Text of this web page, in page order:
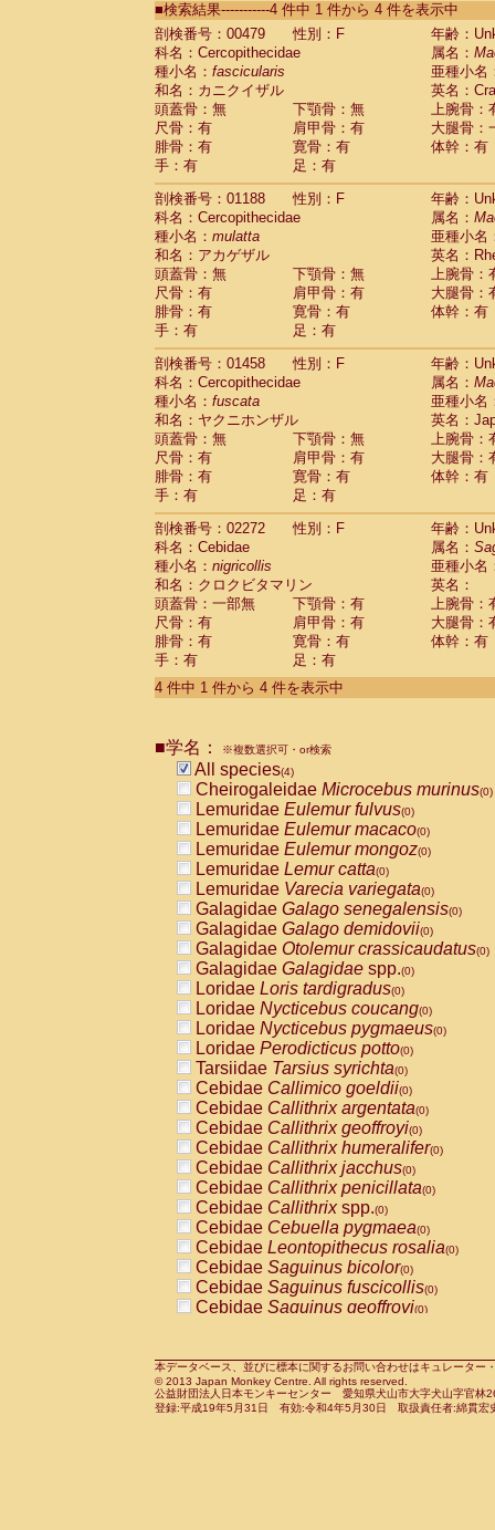
CebidaeSaguinus labiatus(0)
Cebidae Saguinus leucopus (0)
CebidaeSaguinus midas
CebidaeSaguinus mystax
CebidaeSaguinus nigricollis (1)
Cebidae Saguinus oedipus
Cebidae Saguinus weddelli
Cebidae Saguinusspp.
Cebidae Aotus trivirgatus
Cebidae Cebus albifrons
CebidaeCebus apella
Cebidae
CebidaeCebus nigrivittatus
Cebidae Cebusspp.(0)
Cebidae Saimiri boliviensis
Cebidae Saimiri sciureus
Atelidae Alouatta caraya
AtelidaeAlouatta fusca
AtelidaeAlouatta seniculus
AtelidaeAlouatta
Atelidae Ateles belzebuth
Atelidae Ateles geoffroyi
Atelidae Ateles paniscus
Atelidae Atelesspp.
Atelidae Lagothrix lagothricha
AtelidaeLagothrix lagothricha cana(0)
Pitheciidae
Cacajao calvus
Pitheciidae
Callicebus cupreus(0)
Pitheciidae Callicebus donacophilus(0)
PitheciidaeCallicebus moloch(0)
Pitheciidae Callicebus torquatus(0)
Pitheciidae Callicebus
Pitheciidae Chiropotes satanas
Pitheciidae Pithecia monachus
PitheciidaePithecia pithecia
CercopithecidaeCercocebus
Cercopithecidae
CercopithecidaeCercocebus
CercopithecidaeCercocebus
CercopithecidaeCercocebusspp.
CercopithecidaeLophocebus
CercopithecidaePapio anubis
CercopithecidaePapio cynocephalus
CercopithecidaePapio hamadryas
CercopithecidaePapio papio(0)
CercopithecidaePapiospp.(0)
CercopithecidaeMandrillus
CercopithecidaeMandrillus sphinx
CercopithecidaeTheropithecus
CercopithecidaeMacaca arctoides
CercopithecidaeMacaca assamensis
Cercopithecidae Macaca
CercopithecidaeMacaca cyclopis
CercopithecidaeMacaca fascicularis
CercopithecidaeMacaca fuscaca
CercopithecidaeMacaca fuscata
CercopithecidaeMacaca fuscata
CercopithecidaeMacaca maura
CercopithecidaeMacaca mulatta
CercopithecidaeMacaca nemestrina
CercopithecidaeMacaca nigra(0)
CercopithecidaeMacaca radiata
CercopithecidaeMacaca silenus
CercopithecidaeMacaca sinica
CercopithecidaeMacaca tonkeana(0)
CercopithecidaeMacacahybrid(0)
CercopithecidaeMacaca spp.(0)
■検索結果-----------4 件中 1 件から 4 件を表示中
剖検番号：00479
性別：F
年齢：
科名：Cercopithecidae
属名：
種小名： fascicularis
亜種小名
和名：カニクイザル
英名：
頭蓋骨：無
下顎骨：無
上腕骨：
尺骨：有
肩甲骨：有
大腿骨：
腓骨：有
寛骨：有
体幹：有
手：有
足：有
剖検番号：01188
性別：F
年齢：
科名：Cercopithecidae
属名：
種小名： mulatta
亜種小名
和名：アカゲザル
英名：
頭蓋骨：無
下顎骨：無
上腕骨：
尺骨：有
肩甲骨：有
大腿骨：
腓骨：有
寛骨：有
体幹：有
手：有
足：有
剖検番号：01458
性別：F
年齢：
科名：Cercopithecidae
属名：
種小名： fuscata
亜種小名
和名：ヤクニホンザル
英名：
頭蓋骨：無
下顎骨：無
上腕骨：
尺骨：有
肩甲骨：有
大腿骨：
腓骨：有
寛骨：有
体幹：有
手：有
足：有
剖検番号：02272
性別：F
年齢：
科名：Cebidae
属名：
種小名： nigricollis
亜種小名
和名：クロクビタマリン
英名：
頭蓋骨：一部無
下顎骨：有
上腕骨：
尺骨：有
肩甲骨：有
大腿骨：
腓骨：有
寛骨：有
体幹：有
手：有
足：有
4 件中 1 件から 4 件を表示中
■学名： ※複数選択可・or検索
All species(4)
Cheirogaleidae Microcebus murinus(0)
Lemuridae Eulemur fulvus(0)
Lemuridae Eulemur macaco(0)
Lemuridae Eulemur mongoz(0)
Lemuridae Lemur catta(0)
Lemuridae Varecia variegata(0)
Galagidae Galago senegalensis(0)
Galagidae Galago demidovii(0)
Galagidae Otolemur crassicaudatus(0)
Galagidae Galagidae spp.(0)
Loridae Loris tardigradus(0)
Loridae Nycticebus coucang(0)
Loridae Nycticebus pygmaeus(0)
Loridae Perodicticus potto(0)
Tarsiidae Tarsius syrichta(0)
Cebidae Callimico goeldii(0)
Cebidae Callithrix argentata(0)
Cebidae Callithrix geoffroyi(0)
Cebidae Callithrix humeralifer(0)
Cebidae Callithrix jacchus(0)
Cebidae Callithrix penicillata(0)
Cebidae Callithrixspp.(0)
Cebidae Cebuella pygmaea(0)
Cebidae Leontopithecus rosalia(0)
Cebidae Saguinus bicolor(0)
Cebidae Saguinus fuscicollis(0)
Cebidae Saguinus geoffroyi(0)
CebidaeSaguinus leucopus(0)
CebidaeSaguinus midas(0)
Cebidae Saguinus mystax(0)
本データベース、並びに標本に関するお問い合わせはキュレータ
© 2013 Japan Monkey Centre. All rights reserved.
公益財団法人日本モンキーセンター 愛知県犬山市大字犬山字官
登録:平成19年5月31日 有効:令和4年5月30日 取扱責任者:綿貫宏